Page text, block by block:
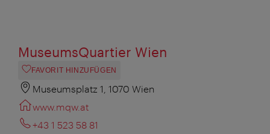
MuseumsQuartier Wien
FAVORIT HINZUFÜGEN
Museumsplatz 1, 1070 Wien
www.mqw.at
+43 1 523 58 81